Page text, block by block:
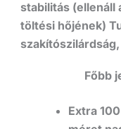
stabilitás (ellenáll
töltési hőjének)
Főbb
Extra